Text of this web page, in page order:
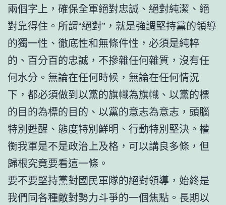
兩個字上，確保全軍絕對忠誠、絕對純潔、絕
對靠得住。所謂“絕對”，就是強調堅持黨的領導
的獨一性、徹底性和無條件性，必須是純粹
的、百分百的忠誠，不摻雜任何雜質，沒有任
何水分。無論在任何時候，無論在任何情況
下，都必須做到以黨的旗幟為旗幟、以黨的標
的目的為標的目的、以黨的意志為意志，頭腦
特別甦醒、態度特別鮮明、行動特別堅決。權
衡我軍是不是政治上及格，可以講良多條，但
歸根究竟要看這一條。
要不要堅持黨對國民軍隊的絕對領導，始終是
我們同各種敵對勢力斗爭的一個焦點。長期以